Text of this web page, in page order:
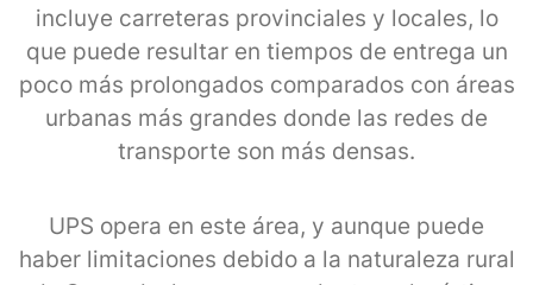
incluye carreteras provinciales y locales, lo
que puede resultar en tiempos de entrega un
poco más prolongados comparados con áreas
urbanas más grandes donde las redes de
transporte son más densas.
UPS opera en este área, y aunque puede
haber limitaciones debido a la naturaleza rural